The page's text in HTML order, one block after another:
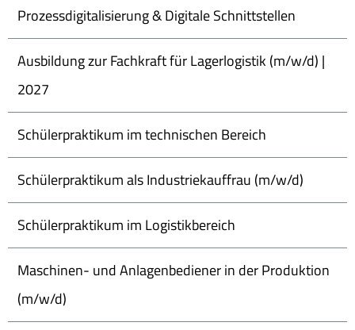
Prozessdigitalisierung & Digitale Schnittstellen
Ausbildung zur Fachkraft für Lagerlogistik (m/w/d) |
2027
Schülerpraktikum im technischen Bereich
Schülerpraktikum als Industriekauffrau (m/w/d)
Schülerpraktikum im Logistikbereich
Maschinen- und Anlagenbediener in der Produktion
(m/w/d)